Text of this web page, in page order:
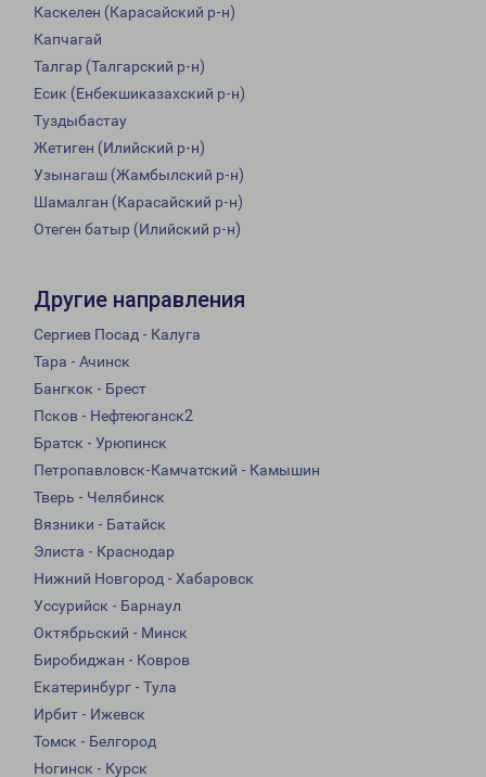
Каскелен (Карасайский р-н)
Капчагай
Талгар (Талгарский р-н)
Есик (Енбекшиказахский р-н)
Туздыбастау
Жетиген (Илийский р-н)
Узынагаш (Жамбылский р-н)
Шамалган (Карасайский р-н)
Отеген батыр (Илийский р-н)
Другие направления
Сергиев Посад - Калуга
Тара - Ачинск
Бангкок - Брест
Псков - Нефтеюганск2
Братск - Урюпинск
Петропавловск-Камчатский - Камышин
Тверь - Челябинск
Вязники - Батайск
Элиста - Краснодар
Нижний Новгород - Хабаровск
Уссурийск - Барнаул
Октябрьский - Минск
Биробиджан - Ковров
Екатеринбург - Тула
Ирбит - Ижевск
Томск - Белгород
Ногинск - Курск